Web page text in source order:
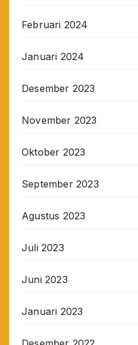
Februari 2024
Januari 2024
Desember 2023
November 2023
Oktober 2023
September 2023
Agustus 2023
Juli 2023
Juni 2023
Januari 2023